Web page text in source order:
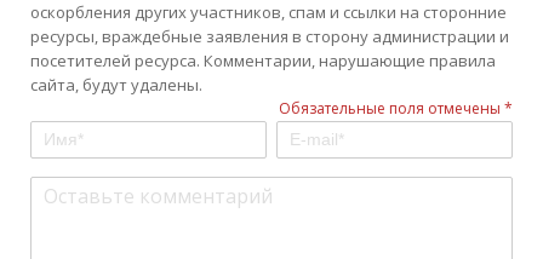
оскорбления других участников, спам и ссылки на сторонние
ресурсы, враждебные заявления в сторону администрации и
посетителей ресурса. Комментарии, нарушающие правила
сайта, будут удалены.
Обязательные поля отмечены *